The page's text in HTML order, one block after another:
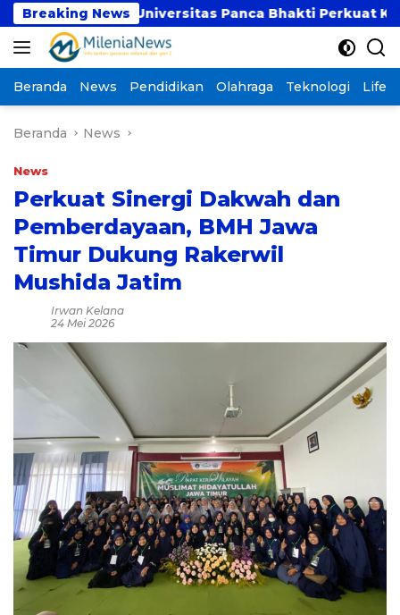
Langsung
ke
konten
Breaking News
dan Universitas Panca Bhakti Perkuat Kolaborasi
Beranda News Pendidikan Olahraga Teknologi
Beranda News
News
Perkuat Sinergi Dakwah dan
Pemberdayaan, BMH Jawa
Timur Dukung Rakerwil
Mushida Jatim
Irwan Kelana
24 Mei 2026